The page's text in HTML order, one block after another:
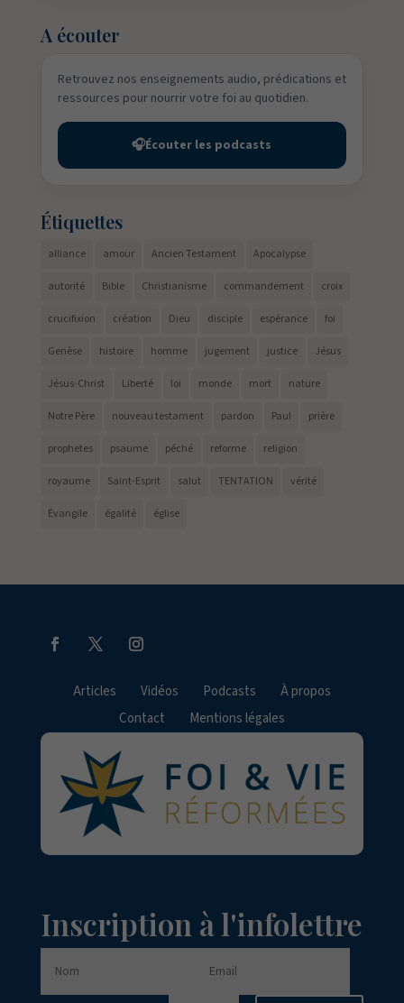
A écouter
Retrouvez nos enseignements audio, prédications et
ressources pour nourrir votre foi au quotidien.
🎧Écouter les podcasts
Étiquettes
alliance amour Ancien Testament Apocalypse
autorité Bible Christianisme commandement croix
crucifixion création Dieu disciple espérance foi
Genèse histoire homme jugement justice Jésus
Jésus-Christ Liberté loi monde mort nature
Notre Père nouveau testament pardon Paul prière
prophetes psaume péché reforme religion
royaume Saint-Esprit salut TENTATION vérité
Évangile égalité église
Articles Vidéos Podcasts
À propos
Contact
Mentions légales
Inscription à l'infolettre